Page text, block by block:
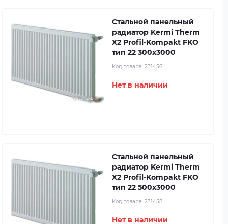
Стальной панельный
радиатор Kermi Therm
X2 Profil-Kompakt FKO
тип 22 300x3000
Код товара: 231456
Нет в наличии
Стальной панельный
радиатор Kermi Therm
X2 Profil-Kompakt FKO
тип 22 500x3000
Код товара: 231458
Нет в наличии